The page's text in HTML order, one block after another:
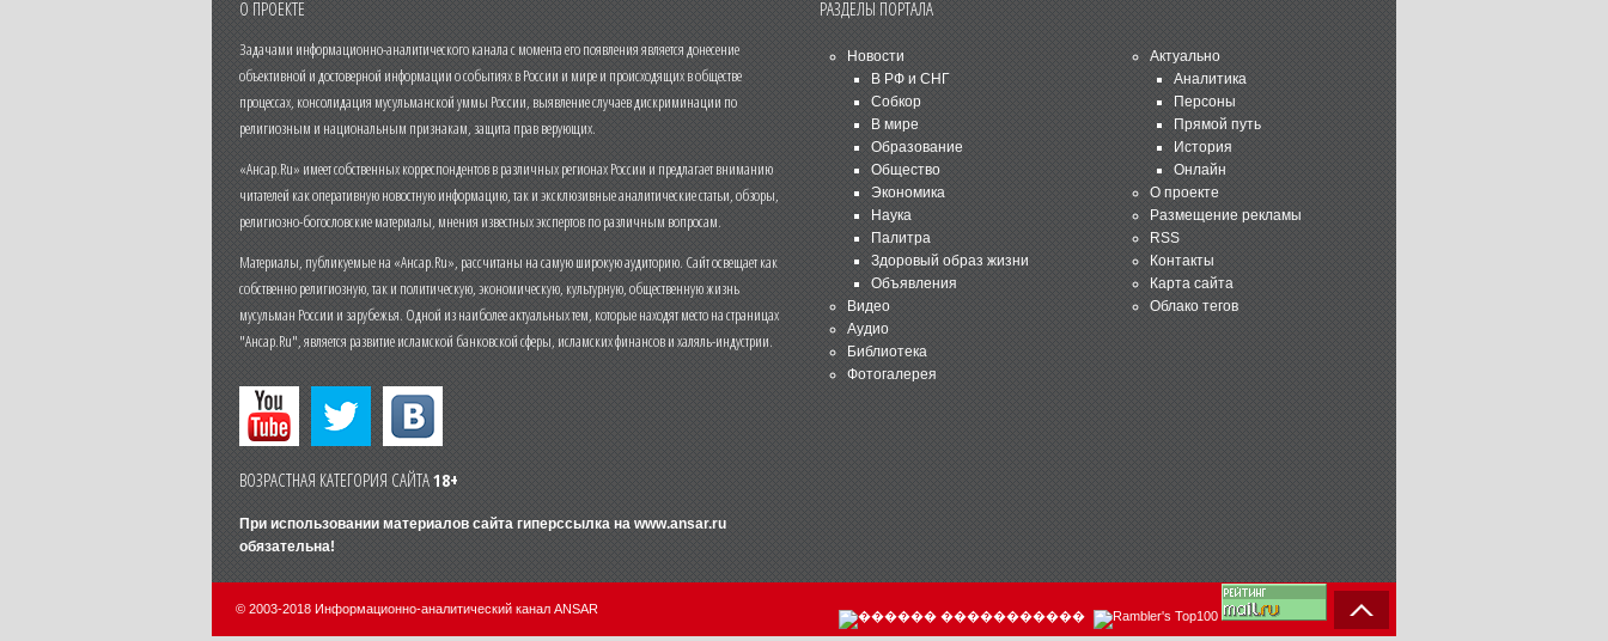
О ПРОЕКТЕ
Задачами информационно-аналитического канала с момента его появления является донесение
объективной и достоверной информации о событиях в России и мире и происходящих в обществе
процессах, консолидация мусульманской уммы России, выявление случаев дискриминации по
религиозным и национальным признакам, защита прав верующих.
«Ансар.Ru» имеет собственных корреспондентов в различных регионах России и предлагает вниманию
читателей как оперативную новостную информацию, так и эксклюзивные аналитические статьи, обзоры,
религиозно-богословские материалы, мнения известных экспертов по различным вопросам.
Материалы, публикуемые на «Ансар.Ru», рассчитаны на самую широкую аудиторию. Сайт освещает как
собственно религиозную, так и политическую, экономическую, культурную, общественную жизнь
мусульман России и зарубежья. Одной из наиболее актуальных тем, которые находят место на страницах
"Ансар.Ru", является развитие исламской банковской сферы, исламских финансов и халяль-индустрии.
ВОЗРАСТНАЯ КАТЕГОРИЯ САЙТА18+
При использовании материалов сайта гиперссылка на www.ansar.ru
обязательна!
РАЗДЕЛЫ ПОРТАЛА
Новости
В РФ и СНГ
Собкор
В мире
Образование
Общество
Экономика
Наука
Палитра
Здоровый образ жизни
Объявления
Видео
Аудио
Библиотека
Фотогалерея
Актуально
Аналитика
Персоны
Прямой путь
История
Онлайн
О проекте
Размещение рекламы
RSS
Контакты
Карта сайта
Облако тегов
© 2003-2018 Информационно-аналитический канал ANSAR